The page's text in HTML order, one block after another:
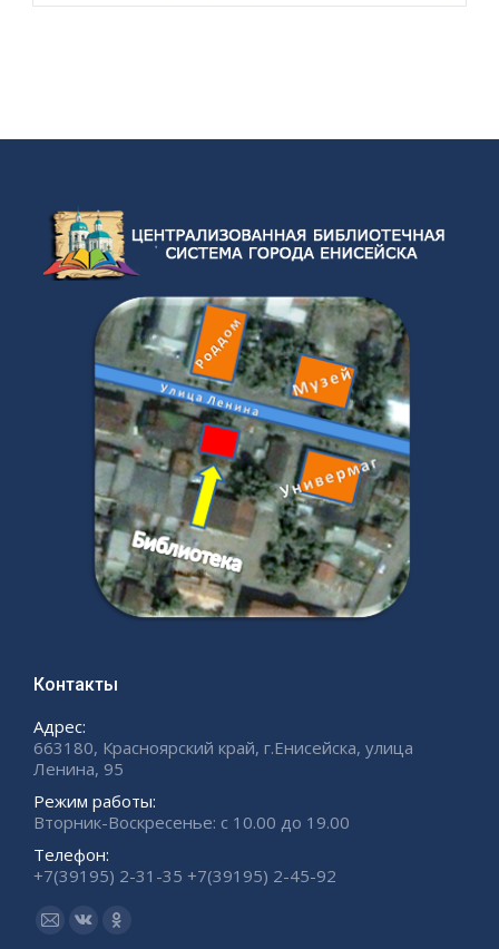
Контакты
Адрес:
663180, Красноярский край, г.Енисейска, улица
Ленина, 95
Режим работы:
Вторник-Воскресенье: с 10.00 до 19.00
Телефон:
+7(39195) 2-31-35 +7(39195) 2-45-92
Ищите нас:
СтраницаСтраница
Страница